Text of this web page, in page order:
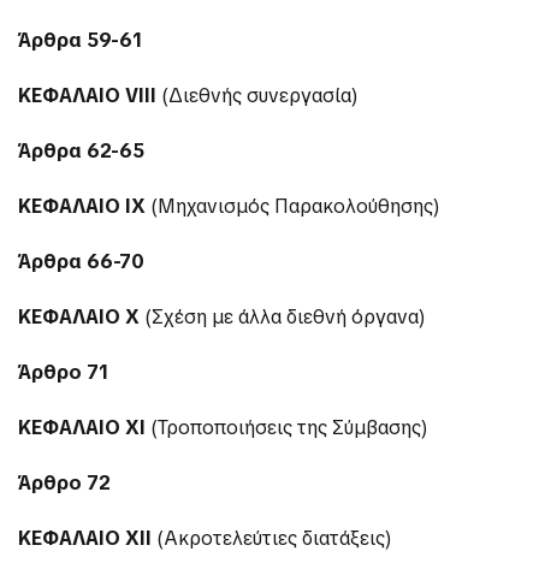
Άρθρα 59-61
ΚΕΦΑΛΑΙΟ VIII (Διεθνής συνεργασία)
Άρθρα 62-65
ΚΕΦΑΛΑΙΟ IX (Μηχανισμός Παρακολούθησης)
Άρθρα 66-70
ΚΕΦΑΛΑΙΟ X (Σχέση με άλλα διεθνή όργανα)
Άρθρο 71
ΚΕΦΑΛΑΙΟ XI (Τροποποιήσεις της Σύμβασης)
Άρθρο 72
ΚΕΦΑΛΑΙΟ XII (Ακροτελεύτιες διατάξεις)